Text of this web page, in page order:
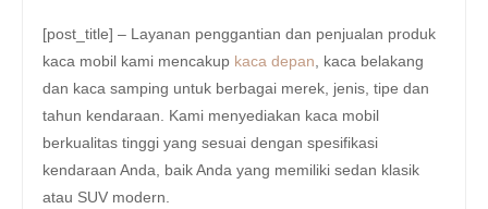
[post_title] – Layanan penggantian dan penjualan produk
kaca mobil kami mencakup kaca depan , kaca belakang
dan kaca samping untuk berbagai merek, jenis, tipe dan
tahun kendaraan. Kami menyediakan kaca mobil
berkualitas tinggi yang sesuai dengan spesifikasi
kendaraan Anda, baik Anda yang memiliki sedan klasik
atau SUV modern.